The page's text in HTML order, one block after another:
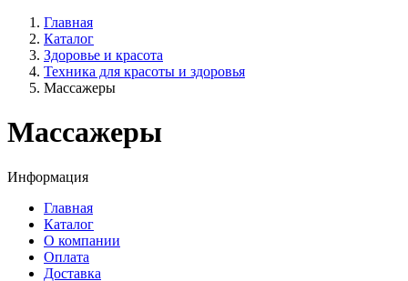
Главная
Каталог
Здоровье и красота
Техника для красоты и здоровья
Массажеры
Массажеры
Информация
Главная
Каталог
О компании
Оплата
Доставка